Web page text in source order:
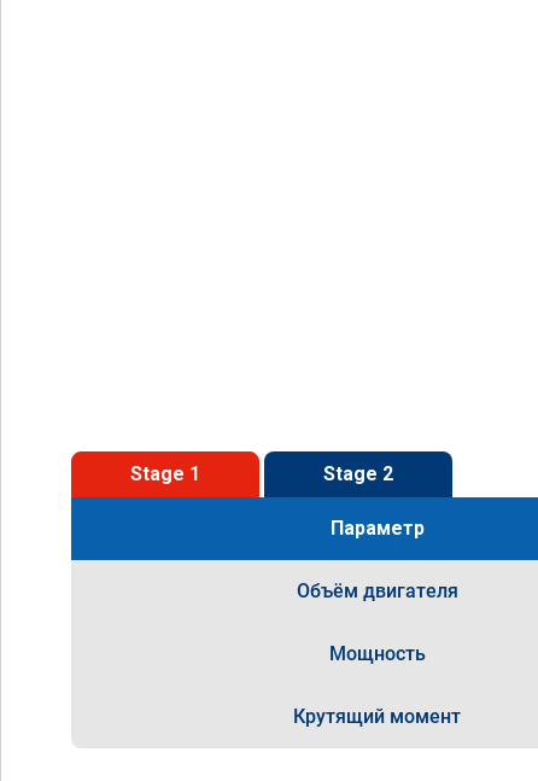
Stage 1 Stage 2
Параметр
Объём двигателя
Мощность
Крутящий момент